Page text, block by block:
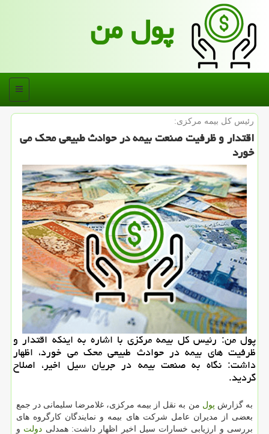
پول من
منو
رئیس كل بیمه مركزی:
اقتدار و ظرفیت صنعت بیمه در حوادث طبیعی محك می
خورد
پول من: رئیس كل بیمه مركزی با اشاره به اینكه اقتدار و
ظرفیت های بیمه در حوادث طبیعی محك می خورد، اظهار
داشت: نگاه به صنعت بیمه در جریان سیل اخیر، اصلاح
گردید.
به گزارش پول من به نقل از بیمه مركزی، غلامرضا سلیمانی در جمع
بعضی از مدیران عامل شركت های بیمه و نمایندگان كارگروه های
بررسی و ارزیابی خسارات سیل اخیر اظهار داشت: همدلی دولت و